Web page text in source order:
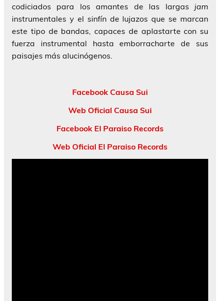
codiciados para los amantes de las largas jam
instrumentales y el sinfín de lujazos que se marcan
este tipo de bandas, capaces de aplastarte con su
fuerza instrumental hasta emborracharte de sus
paisajes más alucinógenos.
Facebook Causa Sui
Web Oficial Causa Sui
Facebook El Paraiso Records
Web Oficial El Paraiso Records